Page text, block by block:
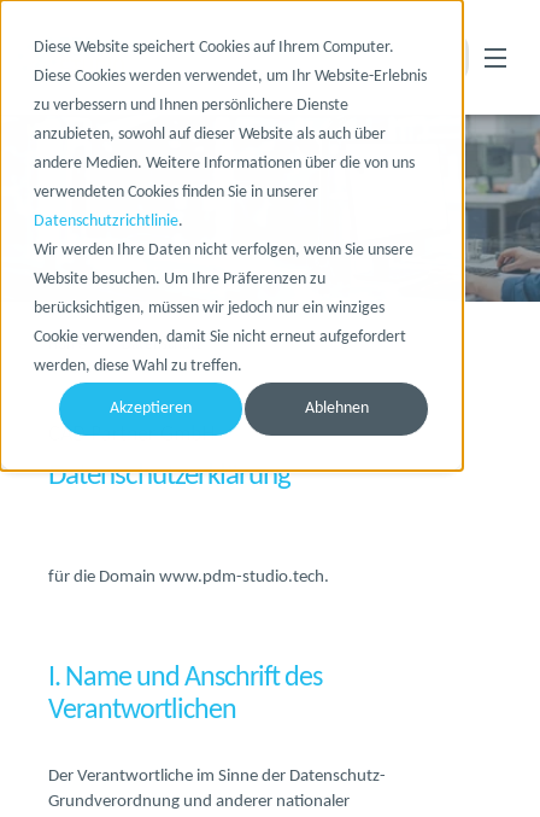
Diese Website speichert Cookies auf Ihrem Computer.
Diese Cookies werden verwendet, um Ihr Website-Erlebnis
zu verbessern und Ihnen persönlichere Dienste
anzubieten, sowohl auf dieser Website als auch über
andere Medien. Weitere Informationen über die von uns
verwendeten Cookies finden Sie in unserer
Datenschutzrichtlinie.
Wir werden Ihre Daten nicht verfolgen, wenn Sie unsere
Website besuchen. Um Ihre Präferenzen zu
berücksichtigen, müssen wir jedoch nur ein winziges
Cookie verwenden, damit Sie nicht erneut aufgefordert
werden, diese Wahl zu treffen.
Akzeptieren Ablehnen
Home Datenschutz
CAD Partner GmbH
Datenschutzerklärung
für die Domain www.pdm-studio.tech.
I. Name und Anschrift des
Verantwortlichen
Der Verantwortliche im Sinne der Datenschutz-
Grundverordnung und anderer nationaler